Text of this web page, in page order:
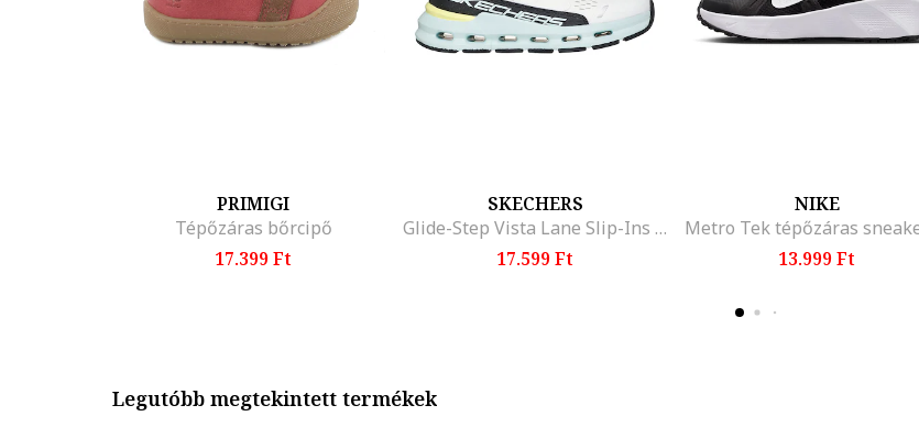
PRIMIGI
Tépőzáras bőrcipő
17.399 Ft
SKECHERS
Glide-Step Vista Lane Slip-Ins sneaker, Koptatott fekete/Jégkék/Törtfehér
17.599 Ft
NIKE
13.999 Ft
Legutóbb megtekintett termékek